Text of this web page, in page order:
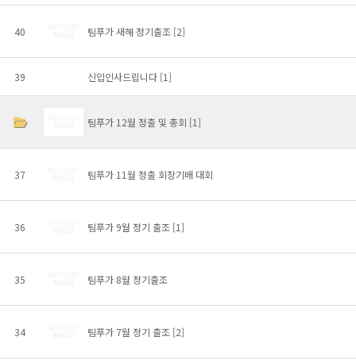
40 팀푸가 새해 정기출조 [2]
39 신입인사드립니다 [1]
팀푸가 12월 정출 및 총회 [1]
37 팀푸가 11월 정출 회장기배 대회
36 팀푸가 9월 정기 출조 [1]
35 팀푸가 8월 정기출조
34 팀푸가 7월 정기 출조 [2]